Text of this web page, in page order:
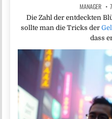
MANAGER
Die Zahl der entdeckten
sollte man die Tricks der
dass